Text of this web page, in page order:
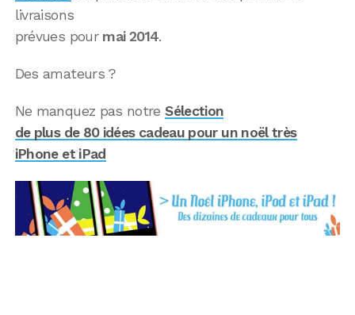
livraisons
prévues pour mai 2014.
Des amateurs ?
Ne manquez pas notreSélection
de plus de 80 idées cadeau pour un noël très
iPhone et iPad